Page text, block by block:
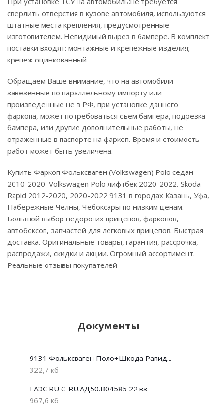
сверлить отверстия в кузове автомобиля, используются
штатные места крепления, предусмотренные
изготовителем. Невидимый вырез в бампере. В комплект
поставки входят: монтажные и крепежные изделия;
крепеж оцинкованный.
Обращаем Ваше внимание, что на автомобили
завезенные по параллельному импорту или
произведенные не в РФ, при установке данного
фаркопа, может потребоваться съем бампера, подрезка
бампера, или другие дополнительные работы, не
отраженные в паспорте на фаркоп. Время и стоимость
работ может быть увеличена.
Купить Фаркоп Фольксваген (Volkswagen) Polo седан
2010-2020, Volkswagen Polo лифтбек 2020-2022, Skoda
Rapid 2012-2020, 2020-2022 9131 в городах Казань, Уфа,
Набережные Челны, Чебоксары по низким ценам.
Большой выбор недорогих прицепов, фаркопов,
автобоксов, запчастей для легковых прицепов. Быстрая
доставка. Оригинальные товары, гарантия, рассрочка,
распродажи, скидки и акции. Огромный ассортимент.
Реальные отзывы покупателей
Документы
9131 Фольксваген Поло+Шкода Рапид...
322,7 кб
ЕАЭС RU С-RU.АД50.В04585 22 вз
967,6 кб